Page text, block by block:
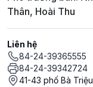
Thân, Hoài Thu
Liên hệ
84-24-39365555
84-24-39342724
41-43 phố Bà